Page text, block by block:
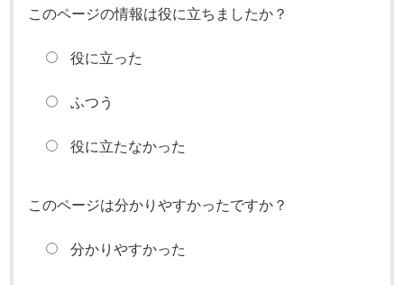
このページの情報は役に立ちましたか？
役に立った
ふつう
役に立たなかった
このページは分かりやすかったですか？
分かりやすかった